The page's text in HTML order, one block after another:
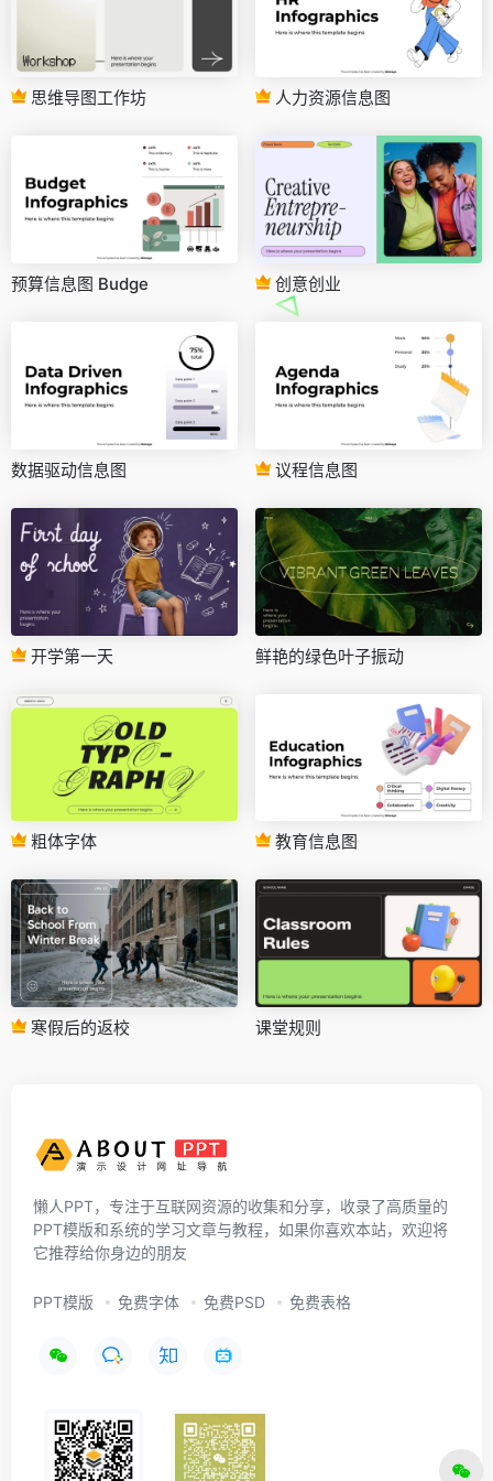
思维导图工作坊 人力资源信息图
预算信息图 Budge 创意创业
数据驱动信息图 议程信息图
开学第一天 鲜艳的绿色叶子振动
粗体字体 教育信息图
寒假后的返校 课堂规则
懒人PPT，专注于互联网资源的收集和分享，收录了高质量的
PPT模版和系统的学习文章与教程，如果你喜欢本站，欢迎将
它推荐给你身边的朋友
PPT模版 免费字体 免费PSD 免费表格